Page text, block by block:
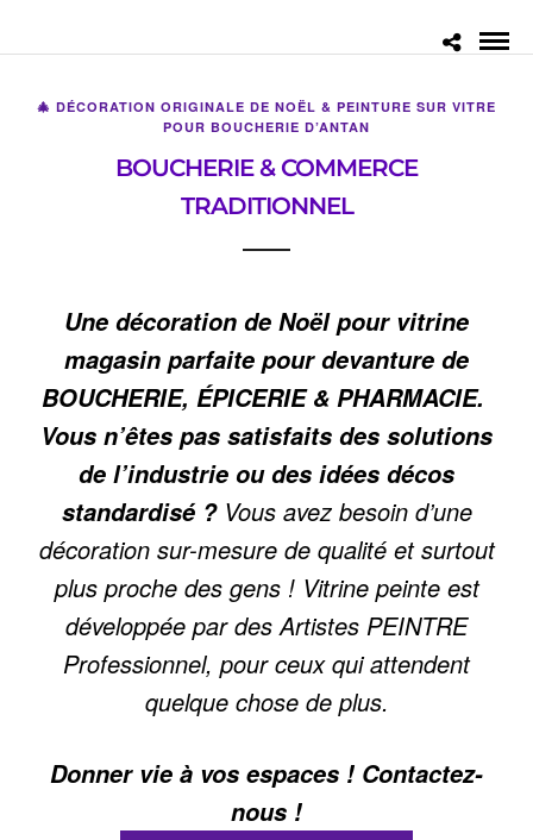
🎄 DÉCORATION ORIGINALE DE NOËL & PEINTURE SUR VITRE
POUR BOUCHERIE D’ANTAN
BOUCHERIE & COMMERCE
TRADITIONNEL
Une décoration de Noël pour vitrine
magasin parfaite pour devanture de
BOUCHERIE, ÉPICERIE & PHARMACIE.
Vous n’êtes pas satisfaits des solutions
de l’industrie ou des idées décos
standardisé ? Vous avez besoin d’une
décoration sur-mesure de qualité et surtout
plus proche des gens ! Vitrine peinte est
développée par des Artistes PEINTRE
Professionnel, pour ceux qui attendent
quelque chose de plus.
Donner vie à vos espaces ! Contactez-
nous !